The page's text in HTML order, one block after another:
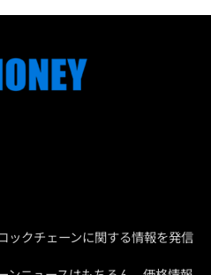
ックチェーンに関する情報を発信